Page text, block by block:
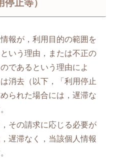
止等）
報が，利用目的の範囲を
いう理由，または不正の
であるという理由によ
消去（以下，「利用停止
られた場合には，遅滞な
その請求に応じる必要が
遅滞なく，当該個人情報